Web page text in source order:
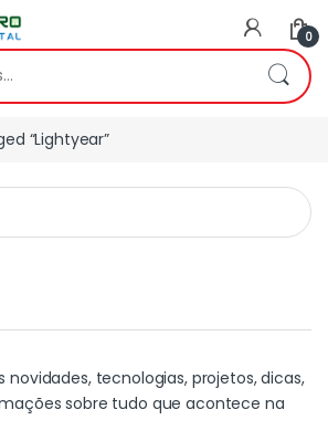
0
“Lightyear”
novidades, tecnologias, projetos, dicas,
sobre tudo que acontece na